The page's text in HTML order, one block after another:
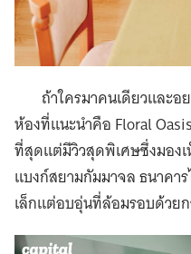
ถ้าใครมาคนเดียวและ
ห้องที่แนะนำคือ Floral
ที่สุดแต่มีวิวสุดพิเศษซึ่งมอง
แบงก์สยามกัมมาจล ธนาคา
เล็กแต่อบอุ่นที่ล้อมรอบด้วย